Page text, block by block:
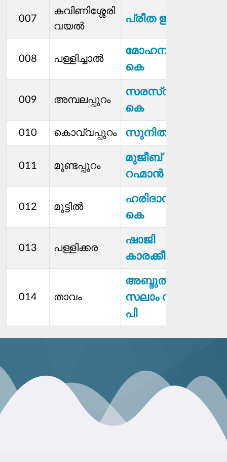
007
കവിണിശ്ശേരി
വയൽ
പ്രീത ഇ വി
008 പള്ളിച്ചാൽ
മോഹനന്‍
കെ
009 അമ്പലപ്പുറം
സരസ്വതി
കെ
010 കൊവ്വപ്പുറം സുനിത പി
011 മുണ്ടപ്പുറം
മുജീബ്
റഹ്മാൻ
012 മുട്ടിൽ
ഹരിദാസൻ
കെ
013 പള്ളിക്കര
ഷാജി
കാരക്കീൽ
014 താവം
അബ്ദുൽ
സലാം വി
പി